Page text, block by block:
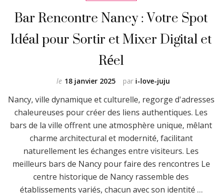
Bar Rencontre Nancy : Votre Spot
Idéal pour Sortir et Mixer Digital et
Réel
par i-love-juju
le 18 janvier 2025
Nancy, ville dynamique et culturelle, regorge d'adresses
chaleureuses pour créer des liens authentiques. Les
bars de la ville offrent une atmosphère unique, mêlant
charme architectural et modernité, facilitant
naturellement les échanges entre visiteurs. Les
meilleurs bars de Nancy pour faire des rencontres Le
centre historique de Nancy rassemble des
établissements variés, chacun avec son identité …